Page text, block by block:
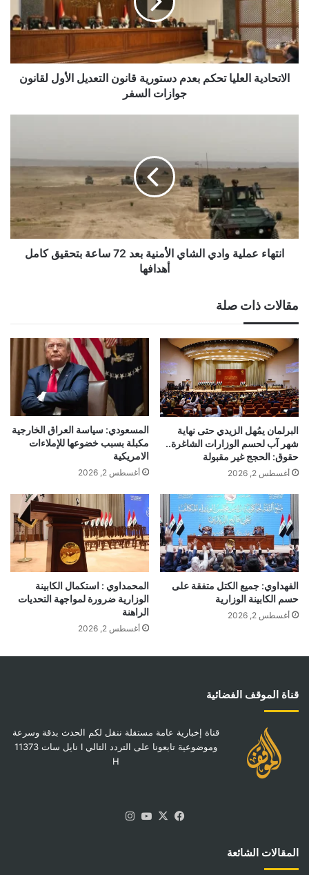
دستورية
قانون
التعديل
الأول
لقانون
جوازات
الاتحادية العليا تحكم بعدم دستورية قانون التعديل الأول لقانون
جوازات السفر
الشاي
72
ساعة
بتحقيق
كامل
انتهاء عملية وادي الشاي الأمنية بعد 72 ساعة بتحقيق كامل
أهدافها
مقالات ذات صلة
البرلمان يمُهل الزيدي حتى نهاية
شهر آب لحسم الوزارات الشاغرة..
حقوق: الحجج غير مقبولة
أغسطس 2, 2026
المسعودي: سياسة العراق الخارجية
مكبلة بسبب خضوعها للإملاءات
الامريكية
أغسطس 2, 2026
الفهداوي: جميع الكتل متفقة على
حسم الكابينة الوزارية
أغسطس 2, 2026
المحمداوي : استكمال الكابينة
الوزارية ضرورة لمواجهة التحديات
الراهنة
أغسطس 2, 2026
قناة الموقف الفضائية
قناة إخبارية عامة مستقلة ننقل لكم الحدث بدقة وسرعة
وموضوعية تابعونا على التردد التالي I نايل سات 11373
H
فيسبوك
‫X
‫YouTube
المقالات الشائعة